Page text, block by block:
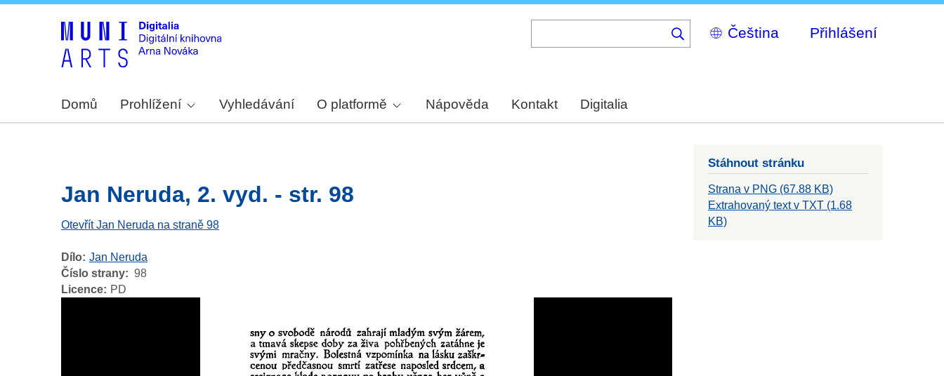
Select
your
Přihlášení
Domů Prohlížení Vyhledávání O platformě Nápověda Kontakt Digitalia
Jan Neruda, 2. vyd. - str. 98
Otevřít Jan Neruda na straně 98
Dílo Jan Neruda
Číslo strany
98
Licence
PD
Stáhnout stránku
Strana v PNG (67.88 KB)
Extrahovaný text v TXT (1.68
KB)